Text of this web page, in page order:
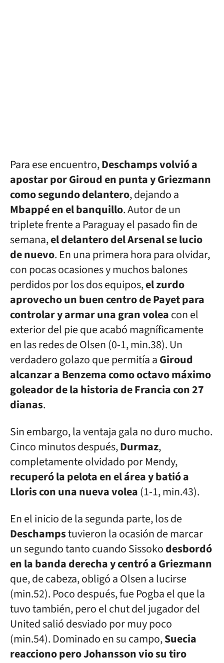
Para ese encuentro,Deschamps volvió a
apostar por Giroud en punta y Griezmann
como segundo delantero, dejando a
Mbappé en el banquillo. Autor de un
triplete frente a Paraguay el pasado fin de
semana,el delantero del Arsenal se lucio
de nuevo. En una primera hora para olvidar,
con pocas ocasiones y muchos balones
perdidos por los dos equipos,el zurdo
aprovecho un buen centro de Payet para
controlar y armar una gran voleacon el
exterior del pie que acabó magníficamente
en las redes de Olsen (0-1, min.38). Un
verdadero golazo que permitía aGiroud
alcanzar a Benzema como octavo máximo
goleador de la historia de Francia con 27
dianas.
Sin embargo, la ventaja gala no duro mucho.
Cinco minutos después,Durmaz,
completamente olvidado por Mendy,
recuperó la pelota en el área y batió a
Lloris con una nueva volea(1-1, min.43).
En el inicio de la segunda parte, los de
Deschampstuvieron la ocasión de marcar
un segundo tanto cuando Sissokodesbordó
en la banda derecha y centró a Griezmann
que, de cabeza, obligó a Olsen a lucirse
(min.52). Poco después, fue Pogba el que la
tuvo también, pero el chut del jugador del
United salió desviado por muy poco
(min.54). Dominado en su campo,Suecia
reacciono pero Johansson vio su tiro